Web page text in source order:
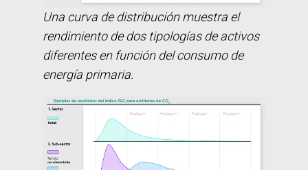
Una curva de distribución muestra el
rendimiento de dos tipologías de activos
diferentes en función del consumo de
energía primaria.